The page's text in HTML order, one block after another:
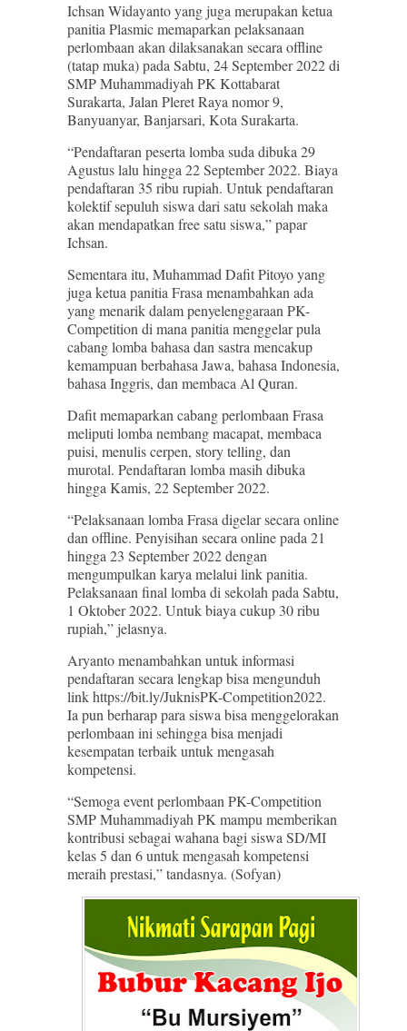
Ichsan Widayanto yang juga merupakan ketua
panitia Plasmic memaparkan pelaksanaan
perlombaan akan dilaksanakan secara offline
(tatap muka) pada Sabtu, 24 September 2022 di
SMP Muhammadiyah PK Kottabarat
Surakarta, Jalan Pleret Raya nomor 9,
Banyuanyar, Banjarsari, Kota Surakarta.
“Pendaftaran peserta lomba suda dibuka 29
Agustus lalu hingga 22 September 2022. Biaya
pendaftaran 35 ribu rupiah. Untuk pendaftaran
kolektif sepuluh siswa dari satu sekolah maka
akan mendapatkan free satu siswa,” papar
Ichsan.
Sementara itu, Muhammad Dafit Pitoyo yang
juga ketua panitia Frasa menambahkan ada
yang menarik dalam penyelenggaraan PK-
Competition di mana panitia menggelar pula
cabang lomba bahasa dan sastra mencakup
kemampuan berbahasa Jawa, bahasa Indonesia,
bahasa Inggris, dan membaca Al Quran.
Dafit memaparkan cabang perlombaan Frasa
meliputi lomba nembang macapat, membaca
puisi, menulis cerpen, story telling, dan
murotal. Pendaftaran lomba masih dibuka
hingga Kamis, 22 September 2022.
“Pelaksanaan lomba Frasa digelar secara online
dan offline. Penyisihan secara online pada 21
hingga 23 September 2022 dengan
mengumpulkan karya melalui link panitia.
Pelaksanaan final lomba di sekolah pada Sabtu,
1 Oktober 2022. Untuk biaya cukup 30 ribu
rupiah,” jelasnya.
Aryanto menambahkan untuk informasi
pendaftaran secara lengkap bisa mengunduh
link https://bit.ly/JuknisPK-Competition2022.
Ia pun berharap para siswa bisa menggelorakan
perlombaan ini sehingga bisa menjadi
kesempatan terbaik untuk mengasah
kompetensi.
“Semoga event perlombaan PK-Competition
SMP Muhammadiyah PK mampu memberikan
kontribusi sebagai wahana bagi siswa SD/MI
kelas 5 dan 6 untuk mengasah kompetensi
meraih prestasi,” tandasnya. (Sofyan)